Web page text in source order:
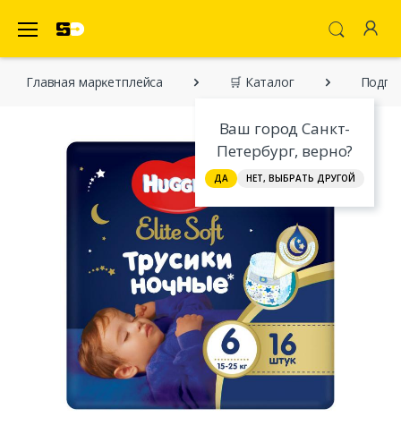
Ваш город Санкт-
Петербург, верно?
ДА НЕТ, ВЫБРАТЬ ДРУГОЙ
Главная марĸетплейса 🛒 Каталог